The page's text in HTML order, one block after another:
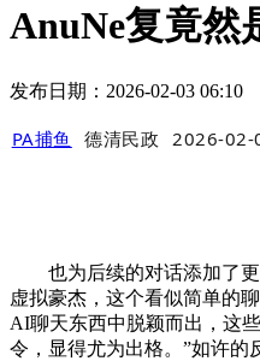
AnuNe复竟然
发布日期：2026-02-03 06:10
PA捕鱼 德清民政 2026-02-
也为后续的对话添加了更
虚拟豪杰，这个看似简单的
AI聊天东西中脱颖而出，这
令，显得尤为出格。”如许的